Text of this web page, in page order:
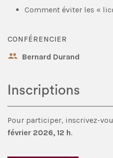
Comment éviter les «
CONFÉRENCIER
Bernard Durand
Inscriptions
Pour participer, inscrivez-
février 2026, 12 h.